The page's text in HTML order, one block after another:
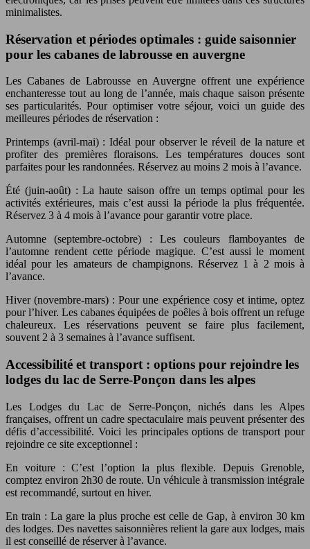
minimalistes.
Réservation et périodes optimales : guide saisonnier
pour les cabanes de labrousse en auvergne
Les Cabanes de Labrousse en Auvergne offrent une expérience
enchanteresse tout au long de l’année, mais chaque saison présente
ses particularités. Pour optimiser votre séjour, voici un guide des
meilleures périodes de réservation :
Printemps (avril-mai) : Idéal pour observer le réveil de la nature et
profiter des premières floraisons. Les températures douces sont
parfaites pour les randonnées. Réservez au moins 2 mois à l’avance.
Été (juin-août) : La haute saison offre un temps optimal pour les
activités extérieures, mais c’est aussi la période la plus fréquentée.
Réservez 3 à 4 mois à l’avance pour garantir votre place.
Automne (septembre-octobre) : Les couleurs flamboyantes de
l’automne rendent cette période magique. C’est aussi le moment
idéal pour les amateurs de champignons. Réservez 1 à 2 mois à
l’avance.
Hiver (novembre-mars) : Pour une expérience cosy et intime, optez
pour l’hiver. Les cabanes équipées de poêles à bois offrent un refuge
chaleureux. Les réservations peuvent se faire plus facilement,
souvent 2 à 3 semaines à l’avance suffisent.
Accessibilité et transport : options pour rejoindre les
lodges du lac de Serre-Ponçon dans les alpes
Les Lodges du Lac de Serre-Ponçon, nichés dans les Alpes
françaises, offrent un cadre spectaculaire mais peuvent présenter des
défis d’accessibilité. Voici les principales options de transport pour
rejoindre ce site exceptionnel :
En voiture : C’est l’option la plus flexible. Depuis Grenoble,
comptez environ 2h30 de route. Un véhicule à transmission intégrale
est recommandé, surtout en hiver.
En train : La gare la plus proche est celle de Gap, à environ 30 km
des lodges. Des navettes saisonnières relient la gare aux lodges, mais
il est conseillé de réserver à l’avance.